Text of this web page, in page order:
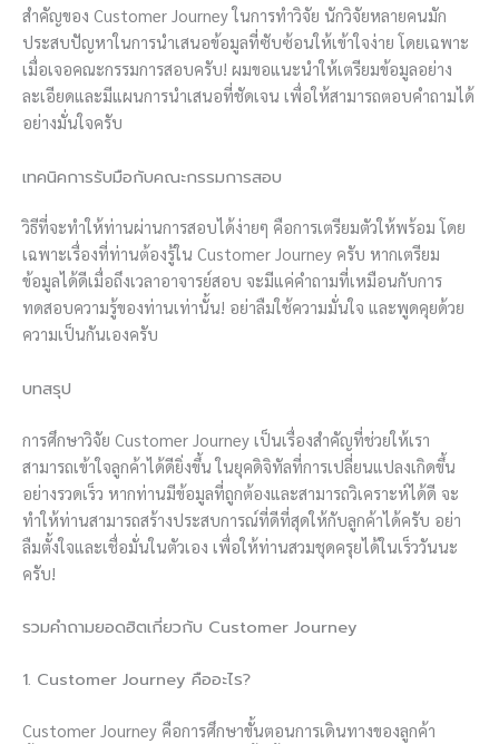
สำคัญของ Customer Journey ในการทำวิจัย นักวิจัยหลายคนมัก
ประสบปัญหาในการนำเสนอข้อมูลที่ซับซ้อนให้เข้าใจง่าย โดยเฉพาะ
เมื่อเจอคณะกรรมการสอบครับ! ผมขอแนะนำให้เตรียมข้อมูลอย่าง
ละเอียดและมีแผนการนำเสนอที่ชัดเจน เพื่อให้สามารถตอบคำถามได้
อย่างมั่นใจครับ
เทคนิคการรับมือกับคณะกรรมการสอบ
วิธีที่จะทำให้ท่านผ่านการสอบได้ง่ายๆ คือการเตรียมตัวให้พร้อม โดย
เฉพาะเรื่องที่ท่านต้องรู้ใน Customer Journey ครับ หากเตรียม
ข้อมูลได้ดีเมื่อถึงเวลาอาจารย์สอบ จะมีแค่คำถามที่เหมือนกับการ
ทดสอบความรู้ของท่านเท่านั้น! อย่าลืมใช้ความมั่นใจ และพูดคุยด้วย
ความเป็นกันเองครับ
บทสรุป
การศึกษาวิจัย Customer Journey เป็นเรื่องสำคัญที่ช่วยให้เรา
สามารถเข้าใจลูกค้าได้ดียิ่งขึ้น ในยุคดิจิทัลที่การเปลี่ยนแปลงเกิดขึ้น
อย่างรวดเร็ว หากท่านมีข้อมูลที่ถูกต้องและสามารถวิเคราะห์ได้ดี จะ
ทำให้ท่านสามารถสร้างประสบการณ์ที่ดีที่สุดให้กับลูกค้าได้ครับ อย่า
ลืมตั้งใจและเชื่อมั่นในตัวเอง เพื่อให้ท่านสวมชุดครุยได้ในเร็ววันนะ
ครับ!
รวมคำถามยอดฮิตเกี่ยวกับ Customer Journey
1. Customer Journey คืออะไร?
Customer Journey คือการศึกษาขั้นตอนการเดินทางของลูกค้า